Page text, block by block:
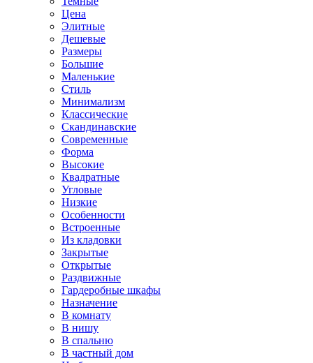
Цена
Элитные
Дешевые
Размеры
Большие
Маленькие
Стиль
Минимализм
Классические
Скандинавские
Современные
Форма
Высокие
Квадратные
Угловые
Низкие
Особенности
Встроенные
Из кладовки
Закрытые
Открытые
Раздвижные
Гардеробные шкафы
Назначение
В комнату
В нишу
В спальню
В частный дом